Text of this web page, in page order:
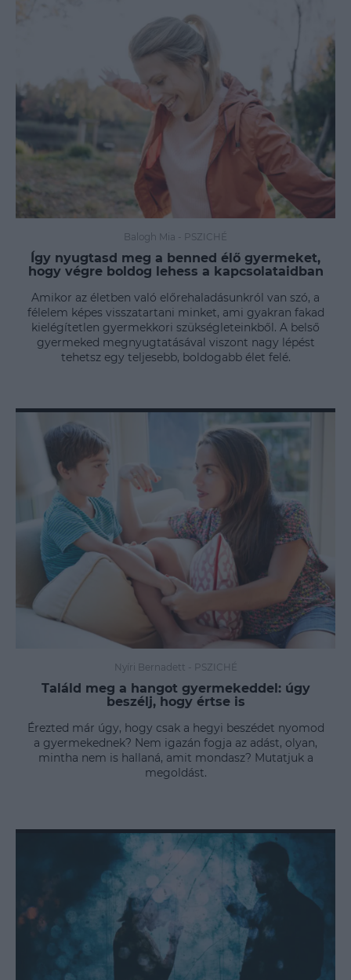
Balogh Mia - PSZICHÉ
Így nyugtasd meg a benned élő gyermeket,
hogy végre boldog lehess a kapcsolataidban
Amikor az életben való előrehaladásunkról van szó, a
félelem képes visszatartani minket, ami gyakran fakad
kielégítetlen gyermekkori szükségleteinkből. A belső
gyermeked megnyugtatásával viszont nagy lépést
tehetsz egy teljesebb, boldogabb élet felé.
Nyíri Bernadett - PSZICHÉ
Találd meg a hangot gyermekeddel: úgy
beszélj, hogy értse is
Érezted már úgy, hogy csak a hegyi beszédet nyomod
a gyermekednek? Nem igazán fogja az adást, olyan,
mintha nem is hallaná, amit mondasz? Mutatjuk a
megoldást.